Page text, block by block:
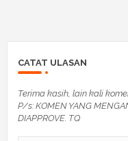
CATAT ULASAN
Terima kasih, lain kali
P/s: KOMEN YANG
DIAPPROVE. TQ